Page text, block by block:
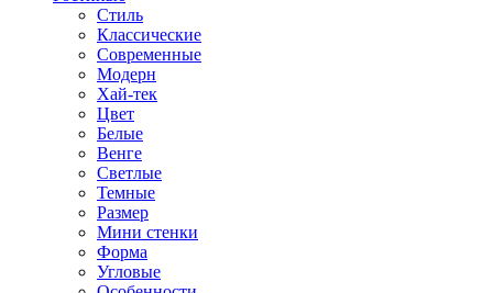
Стиль
Классические
Современные
Модерн
Хай-тек
Цвет
Белые
Венге
Светлые
Темные
Размер
Мини стенки
Форма
Угловые